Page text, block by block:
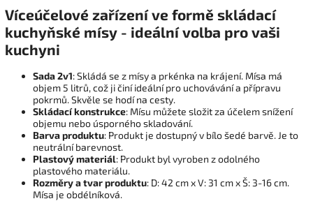
Víceúčelové zařízení ve formě skládací
kuchyňské mísy - ideální volba pro vaši
kuchyni
Sada 2v1: Skládá se z mísy a prkénka na krájení. Mísa má
objem 5 litrů, což ji činí ideální pro uchovávání a přípravu
pokrmů. Skvěle se hodí na cesty.
Skládací konstrukce: Mísu můžete složit za účelem snížení
objemu nebo úsporného skladování.
Barva produktu: Produkt je dostupný v bílo šedé barvě. Je to
neutrální barevnost.
Plastový materiál: Produkt byl vyroben z odolného
plastového materiálu.
Rozměry a tvar produktu: D: 42 cm x V: 31 cm x Š: 3-16 cm.
Mísa je obdélníková.